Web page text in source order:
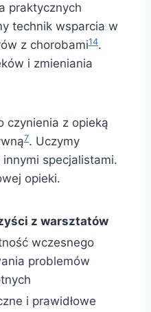
praktycznych
technik wsparcia w
z chorobami14.
i zmieniania
czynienia z opieką
7. Uczymy
innymi specjalistami.
opieki.
z warsztatów
wczesnego
problemów
i prawidłowe